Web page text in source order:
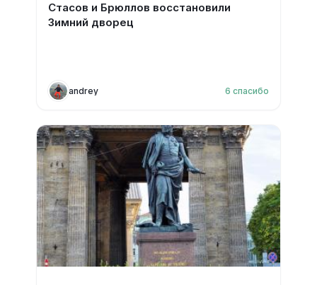
Стасов и Брюллов восстановили
Зимний дворец
andrey 6 спасибо